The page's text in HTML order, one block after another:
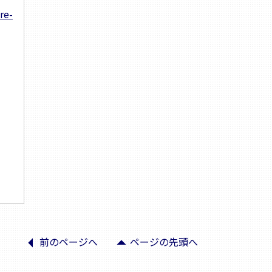
arrow_drop_upページの先頭へ
arrow_left前のページへ